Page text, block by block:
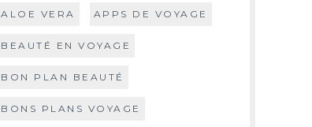
ALOE VERA APPS DE VOYAGE
BEAUTÉ EN VOYAGE
BON PLAN BEAUTÉ
BONS PLANS VOYAGE